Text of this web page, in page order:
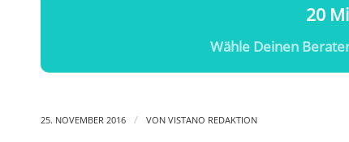
20
Wähle Deinen
25. NOVEMBER 2016 / VON VISTANO REDAKTION